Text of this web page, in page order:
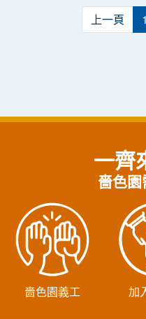
上一頁 1
一齊
嗇色
嗇色園義工 加